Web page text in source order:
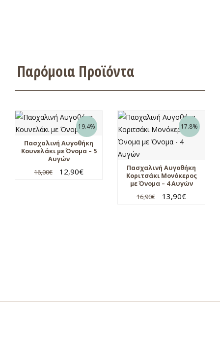
Παρόμοια Προϊόντα
19.4%
Πασχαλινή Αυγοθήκη
Κουνελάκι με Όνομα – 5
Αυγών
16,00€ 12,90€
17.8%
Πασχαλινή Αυγοθήκη
Κοριτσάκι Μονόκερος
με Όνομα – 4 Αυγών
16,90€ 13,90€